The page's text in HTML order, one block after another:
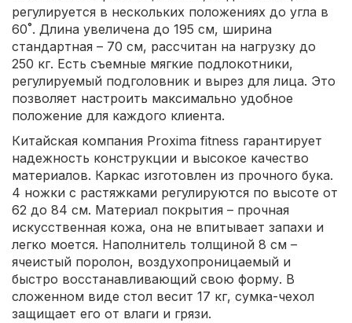
регулируется в нескольких положениях до угла в
60˚. Длина увеличена до 195 см, ширина
стандартная – 70 см, рассчитан на нагрузку до
250 кг. Есть съемные мягкие подлокотники,
регулируемый подголовник и вырез для лица. Это
позволяет настроить максимально удобное
положение для каждого клиента.
Китайская компания Proxima fitness гарантирует
надежность конструкции и высокое качество
материалов. Каркас изготовлен из прочного бука.
4 ножки с растяжками регулируются по высоте от
62 до 84 см. Материал покрытия – прочная
искусственная кожа, она не впитывает запахи и
легко моется. Наполнитель толщиной 8 см –
ячеистый поролон, воздухопроницаемый и
быстро восстанавливающий свою форму. В
сложенном виде стол весит 17 кг, сумка-чехол
защищает его от влаги и грязи.